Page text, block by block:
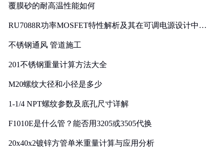
覆膜砂的耐高温性能如何
RU7088R功率MOSFET特性解析及其在可调电源设计中的
不锈钢通风 管道施工
201不锈钢重量计算方法大全
M20螺纹大径和小径是多少
1-1/4 NPT螺纹参数及底孔尺寸详解
F1010E是什么管？能否用3205或3505代换
20x40x2镀锌方管单米重量计算与应用分析